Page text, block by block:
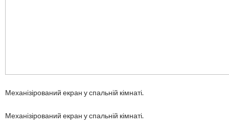
Механізірований екран у спальній кімнаті.
Механізірований екран у спальній кімнаті.